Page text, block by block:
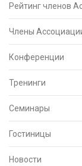
Рейтинг членов
Члены
Конференции
Тренинги
Семинары
Гостиницы
Новости